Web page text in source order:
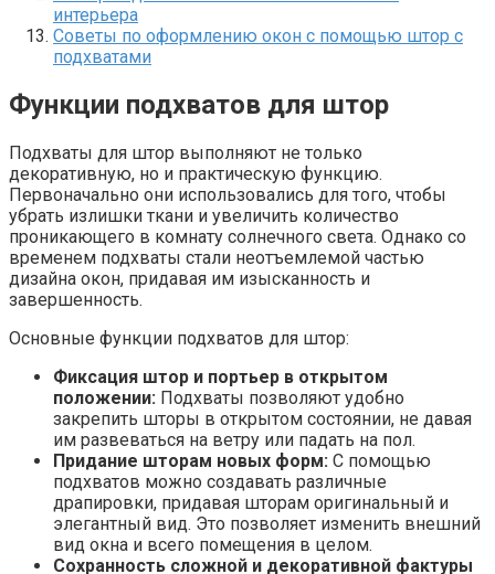
интерьера
Советы по оформлению окон с помощью штор с
подхватами
Функции подхватов для штор
Подхваты для штор выполняют не только
декоративную, но и практическую функцию.
Первоначально они использовались для того, чтобы
убрать излишки ткани и увеличить количество
проникающего в комнату солнечного света. Однако со
временем подхваты стали неотъемлемой частью
дизайна окон, придавая им изысканность и
завершенность.
Основные функции подхватов для штор:
Фиксация штор и портьер в открытом
положении: Подхваты позволяют удобно
закрепить шторы в открытом состоянии, не давая
им развеваться на ветру или падать на пол.
Придание шторам новых форм: С помощью
подхватов можно создавать различные
драпировки, придавая шторам оригинальный и
элегантный вид. Это позволяет изменить внешний
вид окна и всего помещения в целом.
Сохранность сложной и декоративной фактуры